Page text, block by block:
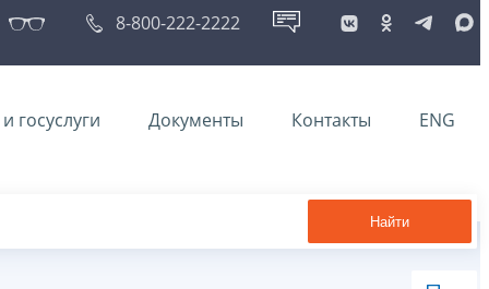
8-800-222-2222
госуслуги Документы Контакты ENG
Найти